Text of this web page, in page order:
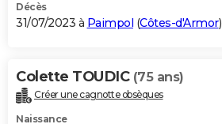
Décès
31/07/2023 à Paimpol (Côtes-d'Armor)
Colette TOUDIC (75 ans)
Créer une cagnotte obsèques
Naissance